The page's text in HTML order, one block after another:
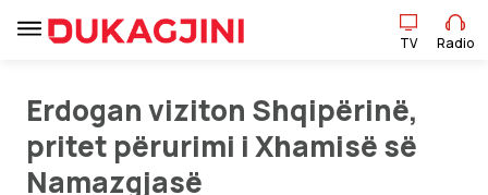
TV Radio
TV Radio
Erdogan viziton Shqipërinë,
pritet përurimi i Xhamisë së
Namazgjasë